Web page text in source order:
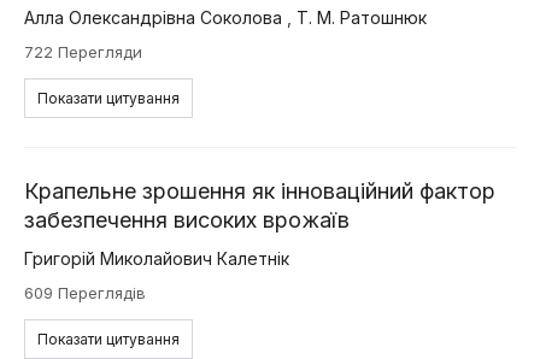
Алла Олександрівна Соколова Т. М. Ратошнюк
722 Перегляди
Показати цитування
Крапельне зрошення як інноваційний фактор
забезпечення високих врожаїв
Григорій Миколайович Калетнік
609 Переглядів
Показати цитування